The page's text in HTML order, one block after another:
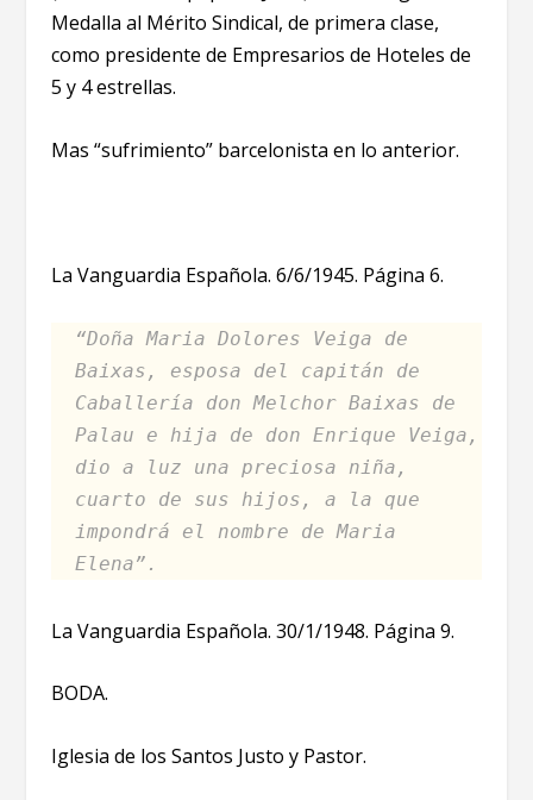
Medalla al Mérito Sindical, de primera clase,
como presidente de Empresarios de Hoteles de
5 y 4 estrellas.
Mas “sufrimiento” barcelonista en lo anterior.
La Vanguardia Española. 6/6/1945. Página 6.
“Doña Maria Dolores Veiga de
Baixas, esposa del capitán de
Caballería don Melchor Baixas de
Palau e hija de don Enrique Veiga,
dio a luz una preciosa niña,
cuarto de sus hijos, a la que
impondrá el nombre de Maria
Elena”.
La Vanguardia Española. 30/1/1948. Página 9.
BODA.
Iglesia de los Santos Justo y Pastor.